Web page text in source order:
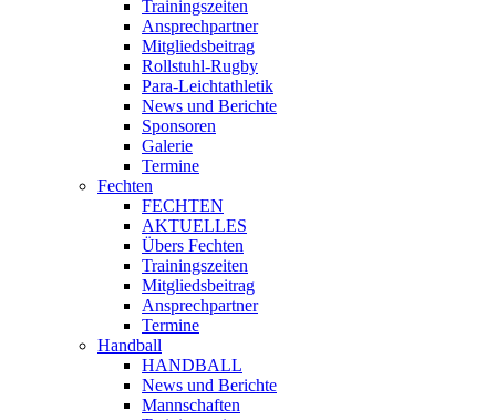
Trainingszeiten
Ansprechpartner
Mitgliedsbeitrag
Rollstuhl-Rugby
Para-Leichtathletik
News und Berichte
Sponsoren
Galerie
Termine
Fechten
FECHTEN
AKTUELLES
Übers Fechten
Trainingszeiten
Mitgliedsbeitrag
Ansprechpartner
Termine
Handball
HANDBALL
News und Berichte
Mannschaften